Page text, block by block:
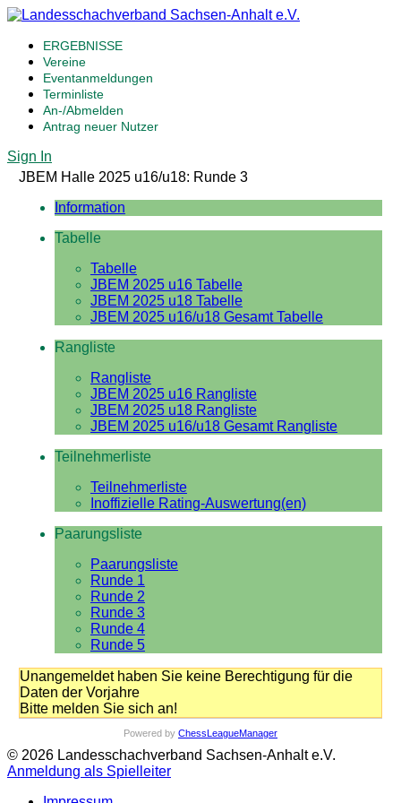
ERGEBNISSE
Vereine
Eventanmeldungen
Terminliste
An-/Abmelden
Antrag neuer Nutzer
Sign In
JBEM Halle 2025 u16/u18: Runde 3
Information
Tabelle
Tabelle
JBEM 2025 u16 Tabelle
JBEM 2025 u18 Tabelle
JBEM 2025 u16/u18 Gesamt Tabelle
Rangliste
Rangliste
JBEM 2025 u16 Rangliste
JBEM 2025 u18 Rangliste
JBEM 2025 u16/u18 Gesamt Rangliste
Teilnehmerliste
Teilnehmerliste
Inoffizielle Rating-Auswertung(en)
Paarungsliste
Paarungsliste
Runde 1
Runde 2
Runde 3
Runde 4
Runde 5
Unangemeldet haben Sie keine Berechtigung für die
Daten der Vorjahre
Bitte melden Sie sich an!
Powered by ChessLeagueManager
© 2026 Landesschachverband Sachsen-Anhalt e.V.
Anmeldung als Spielleiter